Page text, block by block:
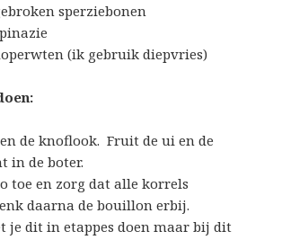
sperziebonen
(ik gebruik diepvries)
de knoflook. Fruit de ui en de
in de boter.
toe en zorg dat alle korrels
daarna de bouillon erbij.
je dit in etappes doen maar bij dit